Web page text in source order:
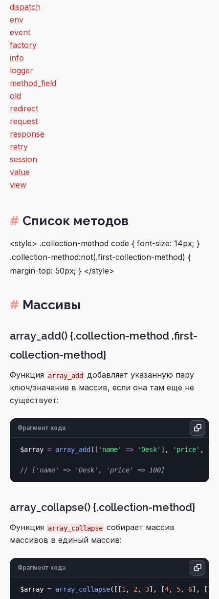
dispatch
env
event
factory
info
logger
method_field
old
redirect
request
response
retry
session
value
view
Список методов
<style> .collection-method code { font-size: 14px; }
.collection-method:not(.first-collection-method) {
margin-top: 50px; } </style>
Массивы
array_add() {.collection-method .first-
collection-method}
Функция array_add добавляет указанную пару
ключ/значение в массив, если она там еще не
существует:
Фрагмент кода
$array = array_add ([ 'name' => 'Desk' ], 'price' , 100
// ['name' => 'Desk', 'price' => 100]
array_collapse() {.collection-method}
Функция array_collapse собирает массив
массивов в единый массив:
Фрагмент кода
$array = array_collapse([[1, 2, 3], [4, 5, 6], [7